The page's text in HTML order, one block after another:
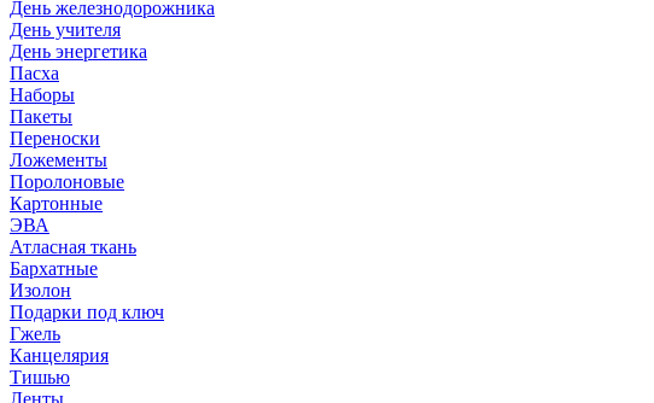
День железнодорожника
День учителя
День энергетика
Пасха
Наборы
Пакеты
Переноски
Ложементы
Поролоновые
Картонные
ЭВА
Атласная ткань
Бархатные
Изолон
Подарки под ключ
Гжель
Канцелярия
Тишью
Ленты